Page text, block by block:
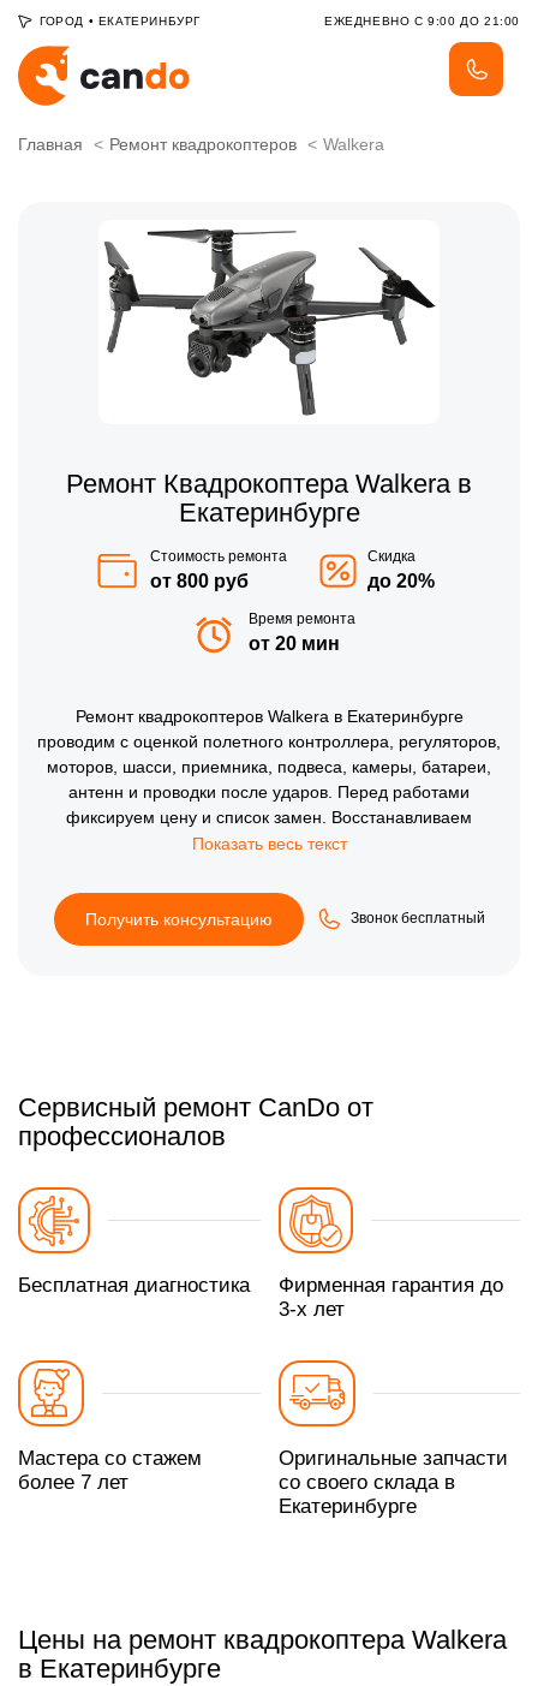
ГОРОД • ЕКАТЕРИНБУРГ ЕЖЕДНЕВНО С 9:00 ДО 21:00
Главная Ремонт квадрокоптеров Walkera
Ремонт Квадрокоптера Walkera в
Екатеринбурге
Стоимость ремонта
от 800 руб
Скидка
до 20%
Время ремонта
от 20 мин
Ремонт квадрокоптеров Walkera в Екатеринбурге
проводим с оценкой полетного контроллера, регуляторов,
моторов, шасси, приемника, подвеса, камеры, батареи,
антенн и проводки после ударов. Перед работами
фиксируем цену и список замен. Восстанавливаем
питание, управление, стабилизацию и связь, затем
заряд и ровный полет без рывков.
Получить консультацию
Звонок бесплатный
Сервисный ремонт CanDo от
профессионалов
Бесплатная диагностика
Фирменная гарантия до
3-х лет
Мастера со стажем
более 7 лет
Оригинальные запчасти
со своего склада в
Екатеринбурге
Цены на ремонт квадрокоптера Walkera
в Екатеринбурге